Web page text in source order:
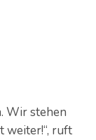
Wir stehen
weiter!“, ruft